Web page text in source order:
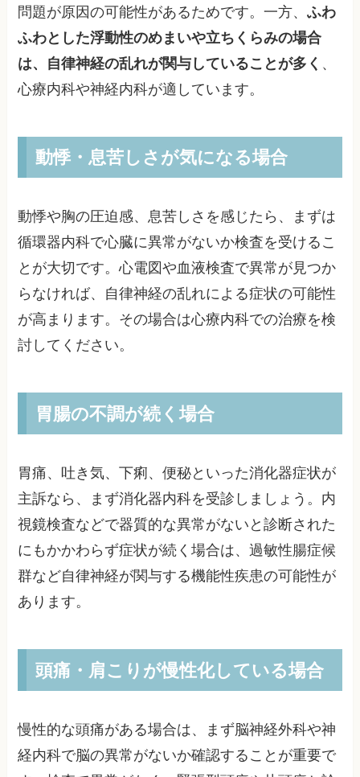
問題が原因の可能性があるためです。一方、ふわ
ふわとした浮動性のめまいや立ちくらみの場合
は、自律神経の乱れが関与していることが多く 、
心療内科や神経内科が適しています。
動悸・息苦しさが気になる場合
動悸や胸の圧迫感、息苦しさを感じたら、まずは
循環器内科で心臓に異常がないか検査を受けるこ
とが大切です。心電図や血液検査で異常が見つか
らなければ、自律神経の乱れによる症状の可能性
が高まります。その場合は心療内科での治療を検
討してください。
胃腸の不調が続く場合
胃痛、吐き気、下痢、便秘といった消化器症状が
主訴なら、まず消化器内科を受診しましょう。内
視鏡検査などで器質的な異常がないと診断された
にもかかわらず症状が続く場合は、過敏性腸症候
群など自律神経が関与する機能性疾患の可能性が
あります。
頭痛・肩こりが慢性化している場合
慢性的な頭痛がある場合は、まず脳神経外科や神
経内科で脳の異常がないか確認することが重要で